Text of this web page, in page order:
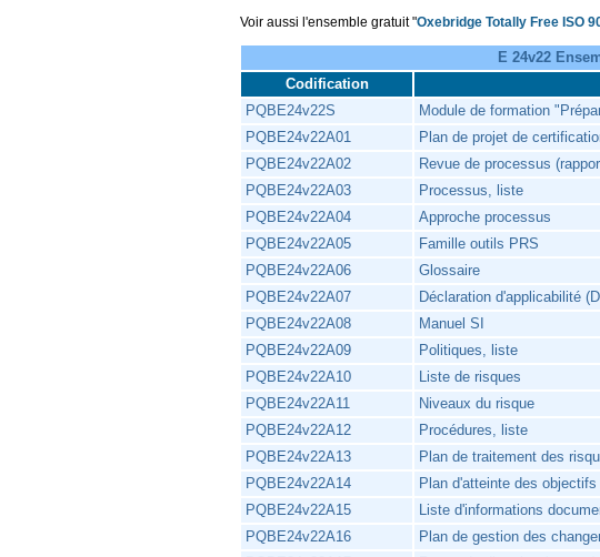
Voir aussi l'ensemble gratuit "Oxebridge Totally Free ISO
E 24v22
Codification
PQBE24v22S
Module de formation
PQBE24v22A01
Plan de projet de
PQBE24v22A02
Revue de processus
PQBE24v22A03
Processus, liste
PQBE24v22A04
Approche processus
PQBE24v22A05
Famille outils PRS
PQBE24v22A06
Glossaire
PQBE24v22A07
Déclaration d'applicabilité
PQBE24v22A08
Manuel SI
PQBE24v22A09
Politiques, liste
PQBE24v22A10
Liste de risques
PQBE24v22A11
Niveaux du risque
PQBE24v22A12
Procédures, liste
PQBE24v22A13
Plan de traitement des
PQBE24v22A14
Plan d'atteinte des objectifs
PQBE24v22A15
Liste d'informations
PQBE24v22A16
Plan de gestion des